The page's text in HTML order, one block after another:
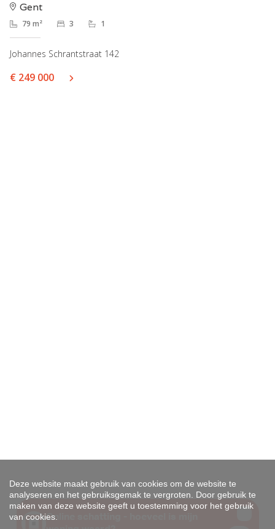
Gent
79 m² 3 1
Johannes Schrantstraat 142
€ 249 000
Deze website maakt gebruik van cookies om de website te
analyseren en het gebruiksgemak te vergroten. Door gebruik te
maken van deze website geeft u toestemming voor het gebruik
van cookies.